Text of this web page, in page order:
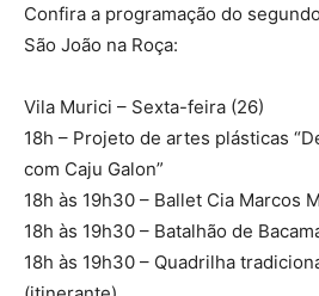
Confira a programação do
São João na Roça:
Vila Murici – Sexta-feira (26)
18h – Projeto de artes plásticas
com Caju Galon”
18h às 19h30 – Ballet Cia Marcos
18h às 19h30 – Batalhão de
18h às 19h30 – Quadrilha